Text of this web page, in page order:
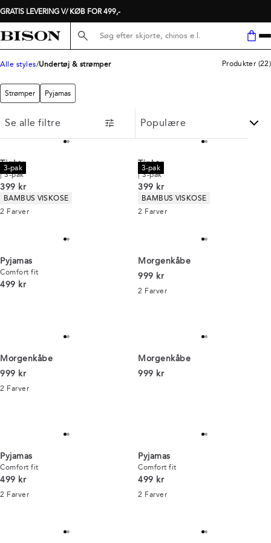
GRATIS LEVERING V/ KØB FOR 499,-
Søg her...
Alle styles Undertøj & strømper Produkter (22)
Strømper Pyjamas
Se alle filtre
3-pak
Tights
| 3-pak
I alt (inkl. rabat)
399 kr
Produkt egenskaber
BAMBUS VISKOSE
2 Farver
3-pak
Tights
| 3-pak
I alt (inkl. rabat)
399 kr
Produkt egenskaber
BAMBUS VISKOSE
2 Farver
Pyjamas
Comfort fit
I alt (inkl. rabat)
499 kr
Morgenkåbe
I alt (inkl. rabat)
999 kr
2 Farver
Morgenkåbe
I alt (inkl. rabat)
999 kr
2 Farver
Morgenkåbe
I alt (inkl. rabat)
999 kr
Pyjamas
Comfort fit
I alt (inkl. rabat)
499 kr
2 Farver
Pyjamas
Comfort fit
I alt (inkl. rabat)
499 kr
2 Farver